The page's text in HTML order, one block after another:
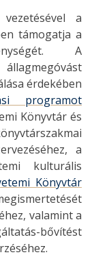
a
támogatja a
A
érdekében
programot
Könyvtár és
a
kulturális
Könyvtár
valamint a
bővítést